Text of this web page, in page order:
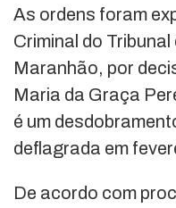
As ordens foram
Criminal do
Maranhão, por
Maria da Graça
é um
deflagrada em
De acordo com